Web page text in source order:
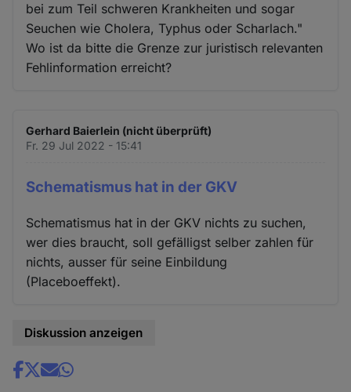
bei zum Teil schweren Krankheiten und sogar
Seuchen wie Cholera, Typhus oder Scharlach."
Wo ist da bitte die Grenze zur juristisch relevanten
Fehlinformation erreicht?
Gerhard Baierlein (nicht überprüft)
Fr. 29 Jul 2022 - 15:41
Schematismus hat in der GKV
Schematismus hat in der GKV nichts zu suchen,
wer dies braucht, soll gefälligst selber zahlen für
nichts, ausser für seine Einbildung
(Placeboeffekt).
Diskussion anzeigen
Share